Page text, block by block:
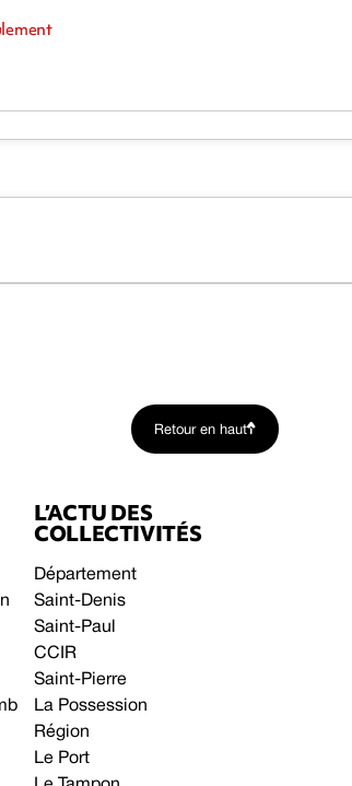
Retour en haut
L’ACTU DES
COLLECTIVITÉS
Département
Saint-Denis
Saint-Paul
CCIR
Saint-Pierre
La Possession
Région
Le Port